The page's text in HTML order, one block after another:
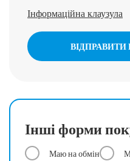
Інформаційна клаузула
Інші форми
Маю на обмін